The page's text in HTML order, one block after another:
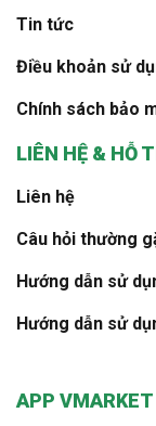
Tin tức
Điều khoản sử
Chính sách bảo
LIÊN HỆ & HỖ
Liên hệ
Câu hỏi thường
Hướng dẫn sử
Hướng dẫn sử
APP